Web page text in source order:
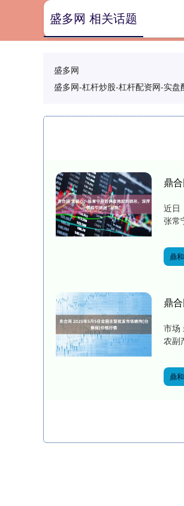
盛多网
盛多网-杠杆炒股-杠杆配资网-实盘
盛多网 相关话题
鼎
近日
张常
鼎
鼎
市场
农副
鼎